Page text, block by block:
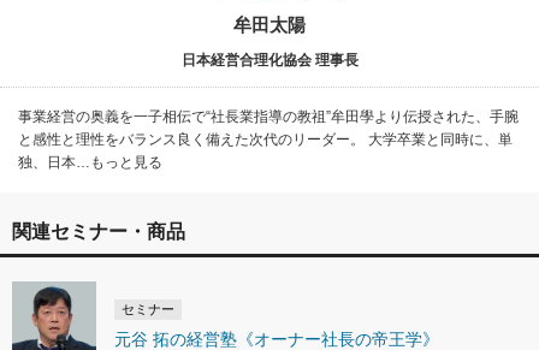
牟田太陽
日本経営合理化協会 理事長
事業経営の奥義を一子相伝で“社長業指導の教祖”牟田學より伝授された、手腕
と感性と理性をバランス良く備えた次代のリーダー。 大学卒業と同時に、単
独、日本…もっと見る
関連セミナー・商品
セミナー
元谷 拓の経営塾《オーナー社長の帝王学》